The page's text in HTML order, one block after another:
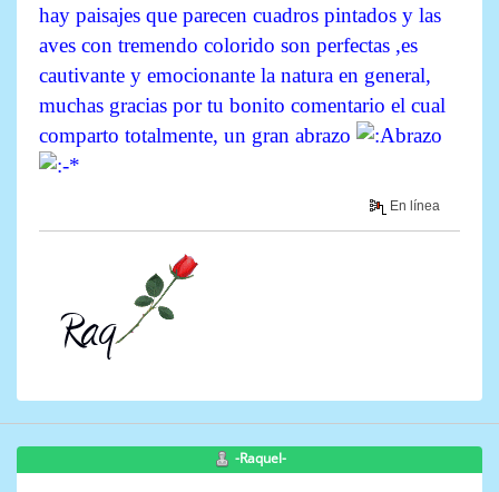
hay paisajes que parecen cuadros pintados y las
aves con tremendo colorido son perfectas ,es
cautivante y emocionante la natura en general,
muchas gracias por tu bonito comentario el cual
comparto totalmente, un gran abrazo
En línea
-Raquel-